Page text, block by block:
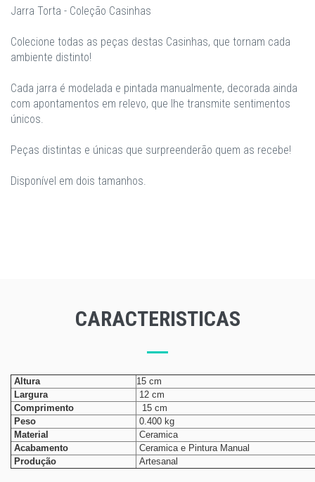
Jarra Torta - Coleção Casinhas
Colecione todas as peças destas Casinhas, que tornam cada
ambiente distinto!
Cada jarra é modelada e pintada manualmente, decorada ainda
com apontamentos em relevo, que lhe transmite sentimentos
únicos.
Peças distintas e únicas que surpreenderão quem as recebe!
Disponível em dois tamanhos.
CARACTERISTICAS
Altura
15 cm
Largura
12 cm
Comprimento
15 cm
Peso
0.400 kg
Material
Ceramica
Acabamento
Ceramica e Pintura Manual
Produção
Artesanal